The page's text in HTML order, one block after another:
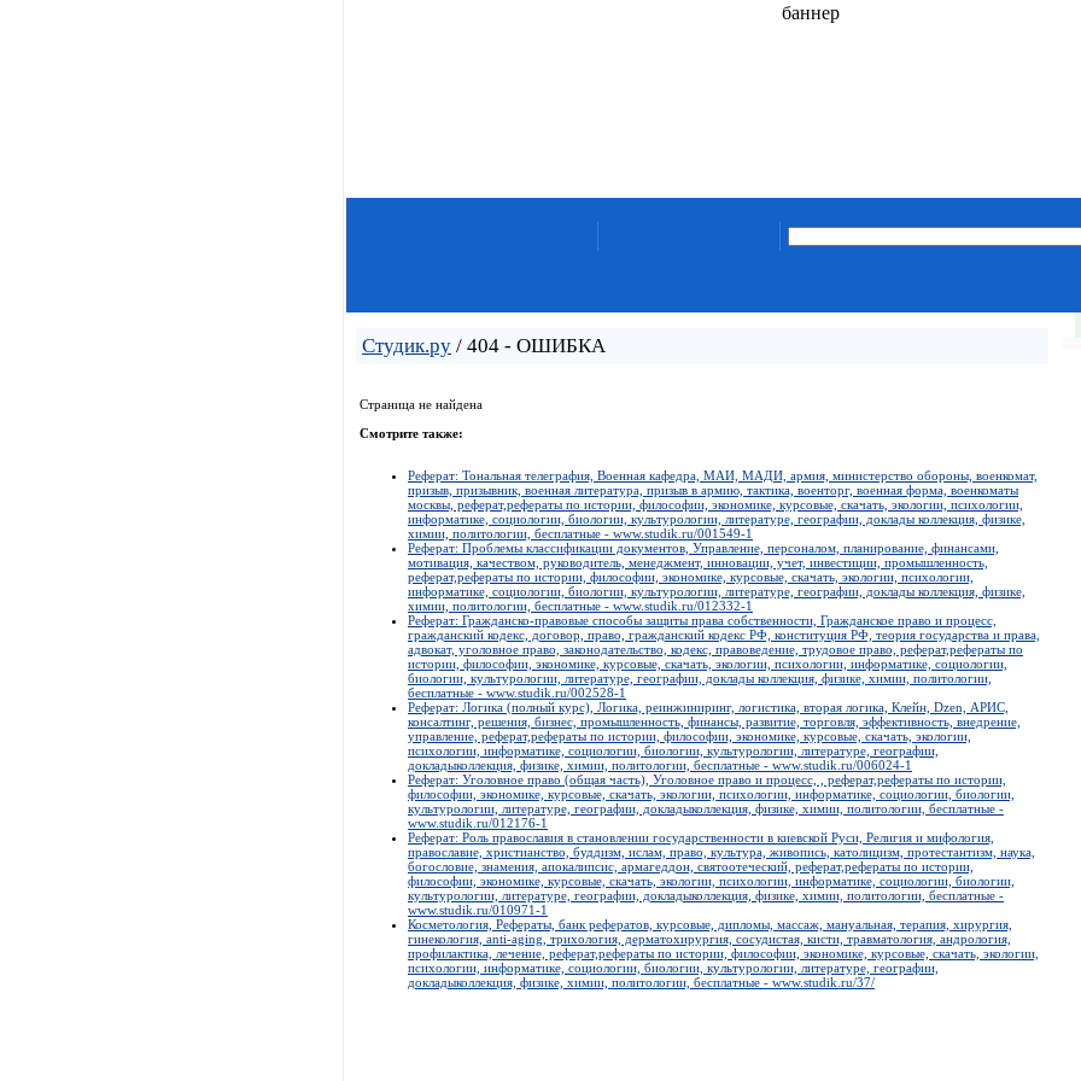
баннер
Студик.ру / 404 - ОШИБКА
Страница не найдена
Смотрите также:
Реферат: Тональная телеграфия, Военная кафедра, МАИ, МАДИ, армия, министерство обороны, военкомат,
призыв, призывник, военная литература, призыв в армию, тактика, военторг, военная форма, военкоматы
москвы, реферат,рефераты по истории, философии, экономике, курсовые, скачать, экологии, психологии,
информатике, социологии, биологии, культурологии, литературе, географии, доклады коллекция, физике,
химии, политологии, бесплатные - www.studik.ru/001549-1
Реферат: Проблемы классификации документов, Управление, персоналом, планирование, финансами,
мотивация, качеством, руководитель, менеджмент, инновации, учет, инвестиции, промышленность,
реферат,рефераты по истории, философии, экономике, курсовые, скачать, экологии, психологии,
информатике, социологии, биологии, культурологии, литературе, географии, доклады коллекция, физике,
химии, политологии, бесплатные - www.studik.ru/012332-1
Реферат: Гражданско-правовые способы защиты права собственности, Гражданское право и процесс,
гражданский кодекс, договор, право, гражданский кодекс РФ, конституция РФ, теория государства и права,
адвокат, уголовное право, законодательство, кодекс, правоведение, трудовое право, реферат,рефераты по
истории, философии, экономике, курсовые, скачать, экологии, психологии, информатике, социологии,
биологии, культурологии, литературе, географии, доклады коллекция, физике, химии, политологии,
бесплатные - www.studik.ru/002528-1
Реферат: Логика (полный курс), Логика, реинжиниринг, логистика, вторая логика, Клейн, Dzen, АРИС,
консалтинг, решения, бизнес, промышленность, финансы, развитие, торговля, эффективность, внедрение,
управление, реферат,рефераты по истории, философии, экономике, курсовые, скачать, экологии,
психологии, информатике, социологии, биологии, культурологии, литературе, географии,
докладыколлекция, физике, химии, политологии, бесплатные - www.studik.ru/006024-1
Реферат: Уголовное право (общая часть), Уголовное право и процесс, , реферат,рефераты по истории,
философии, экономике, курсовые, скачать, экологии, психологии, информатике, социологии, биологии,
культурологии, литературе, географии, докладыколлекция, физике, химии, политологии, бесплатные -
www.studik.ru/012176-1
Реферат: Роль православия в становлении государственности в киевской Руси, Религия и мифология,
православие, христианство, буддизм, ислам, право, культура, живопись, католицизм, протестантизм, наука,
богословие, знамения, апокалипсис, армагеддон, святоотеческий, реферат,рефераты по истории,
философии, экономике, курсовые, скачать, экологии, психологии, информатике, социологии, биологии,
культурологии, литературе, географии, докладыколлекция, физике, химии, политологии, бесплатные -
www.studik.ru/010971-1
Косметология, Рефераты, банк рефератов, курсовые, дипломы, массаж, мануальная, терапия, хирургия,
гинекология, anti-aging, трихология, дерматохирургия, сосудистая, кисти, травмaтология, андрология,
профилактика, лечение, реферат,рефераты по истории, философии, экономике, курсовые, скачать, экологии,
психологии, информатике, социологии, биологии, культурологии, литературе, географии,
докладыколлекция, физике, химии, политологии, бесплатные - www.studik.ru/37/